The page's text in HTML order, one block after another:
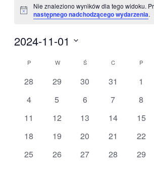
Powiadomienie
Nie znaleziono wyników dla tego widoku.
następnego nadchodzącego wydarzenia.
2024-11-01
datę.
Kalendarz
Wydarzenia
PPONIEDZIAŁEK
WWTOREKŚŚRODA C CZWARTEK
P
0
28
0
29
0
30
0
31
0
1
0
4
0
5
0
6
0
7
0
8
0
11
0
12
0
13
0
14
0
15
0
18
0
19
0
20
0
21
0
22
0
25
0
26
0
27
0
28
0
29